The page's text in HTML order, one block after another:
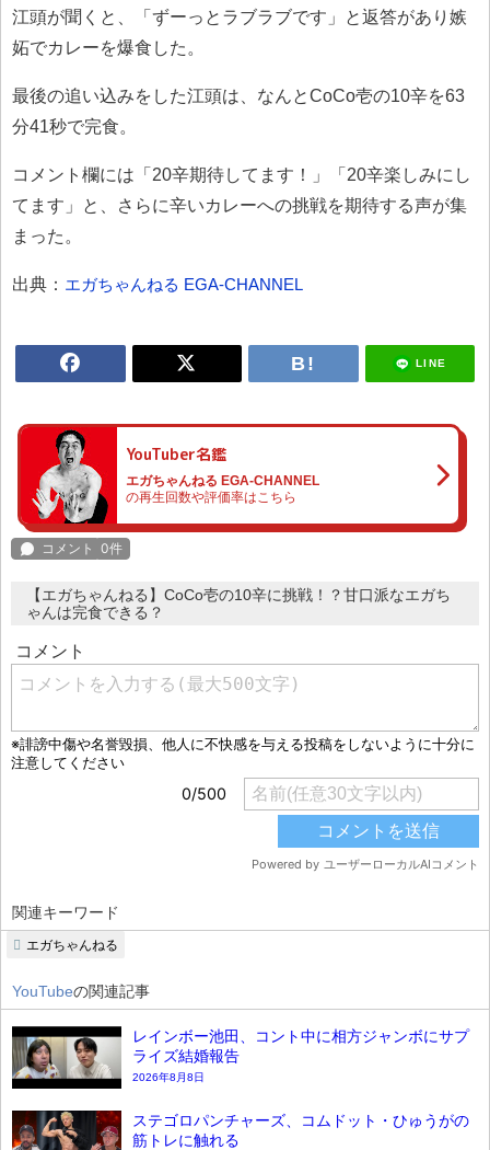
江頭が聞くと、「ずーっとラブラブです」と返答があり嫉
妬でカレーを爆食した。
最後の追い込みをした江頭は、なんとCoCo壱の10辛を63
分41秒で完食。
コメント欄には「20辛期待してます！」「20辛楽しみにし
てます」と、さらに辛いカレーへの挑戦を期待する声が集
まった。
出典： エガちゃんねる EGA-CHANNEL
LINE
YouTuber名鑑
エガちゃんねる EGA-CHANNEL
の再生回数や評価率はこちら
【エガちゃんねる】CoCo壱の10辛に挑戦！？甘口派なエガち
ゃんは完食できる？
関連キーワード
エガちゃんねる
YouTubeの関連記事
レインボー池田、コント中に相方ジャンボにサプ
ライズ結婚報告
2026年8月8日
ステゴロパンチャーズ、コムドット・ひゅうがの
筋トレに触れる